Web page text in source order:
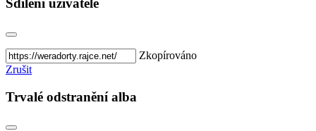
Sdílení uživatele
Zkopírováno
Zrušit
Trvalé odstranění alba